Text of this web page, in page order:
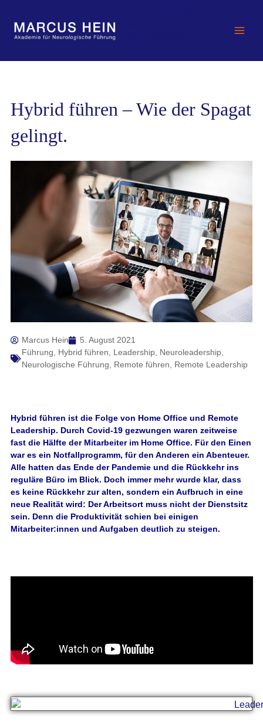
springen
Hybrid führen – Wie der Spagat
gelingt.
Marcus Hein
5. August 2021
Führung, Hybrid führen, Leadership, Neuroleadership,
Neurologische Führung, Remote führen, Remote Leadership
Hybrid führen ist die Folge von Home Office und Remote
Leadership. Durch Covid-19 gezwungen waren zeitweise
fast die Hälfte der Mitarbeiter im Home Office. Für den Einen
war es ein Notfallprogramm, für den Anderen ein Abenteuer.
Alle hatten das Ende der Pandemie und die Rückkehr ins
reguläre Büro im Blick. Doch immer mehr wurde klar, dass
es keine Rückkehr zur alten, sondern ein Aufbruch in eine
neue Realität wird: Der Arbeitsort muss nicht der Dienstsitz
sein. Denn die Produktivität schien bei einigen
Mitarbeiter:innen und Aufgaben deutlich zu steigen.